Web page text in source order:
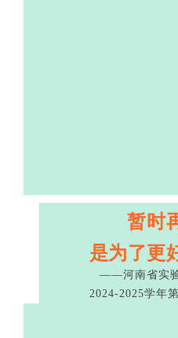
暂时
是为了更
——河南省实
2024-2025学年